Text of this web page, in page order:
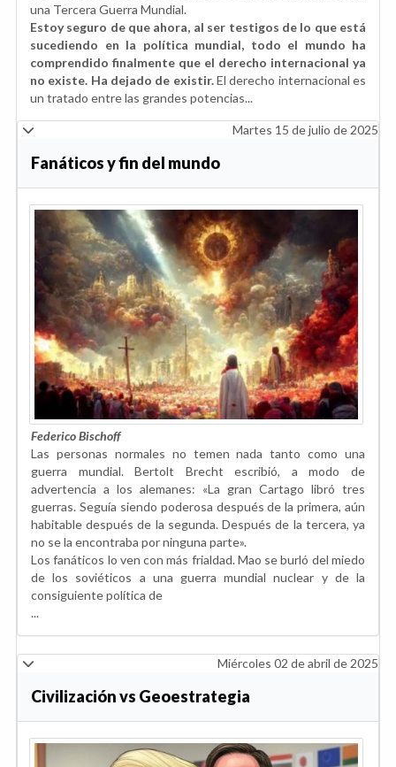
una Tercera Guerra Mundial.
Estoy seguro de que ahora, al ser testigos de lo que está
sucediendo en la política mundial, todo el mundo ha
comprendido finalmente que el derecho internacional ya
no existe. Ha dejado de existir.El derecho internacional es
un tratado entre las grandes potencias...
Martes 15 de julio de 2025
Fanáticos y fin del mundo
Federico Bischoff
Las personas normales no temen nada tanto como una
guerra mundial. Bertolt Brecht escribió, a modo de
advertencia a los alemanes: «La gran Cartago libró tres
guerras. Seguía siendo poderosa después de la primera, aún
habitable después de la segunda. Después de la tercera, ya
no se la encontraba por ninguna parte».
Los fanáticos lo ven con más frialdad. Mao se burló del miedo
de los soviéticos a una guerra mundial nuclear y de la
consiguiente política de
...
Miércoles 02 de abril de 2025
Civilización vs Geoestrategia